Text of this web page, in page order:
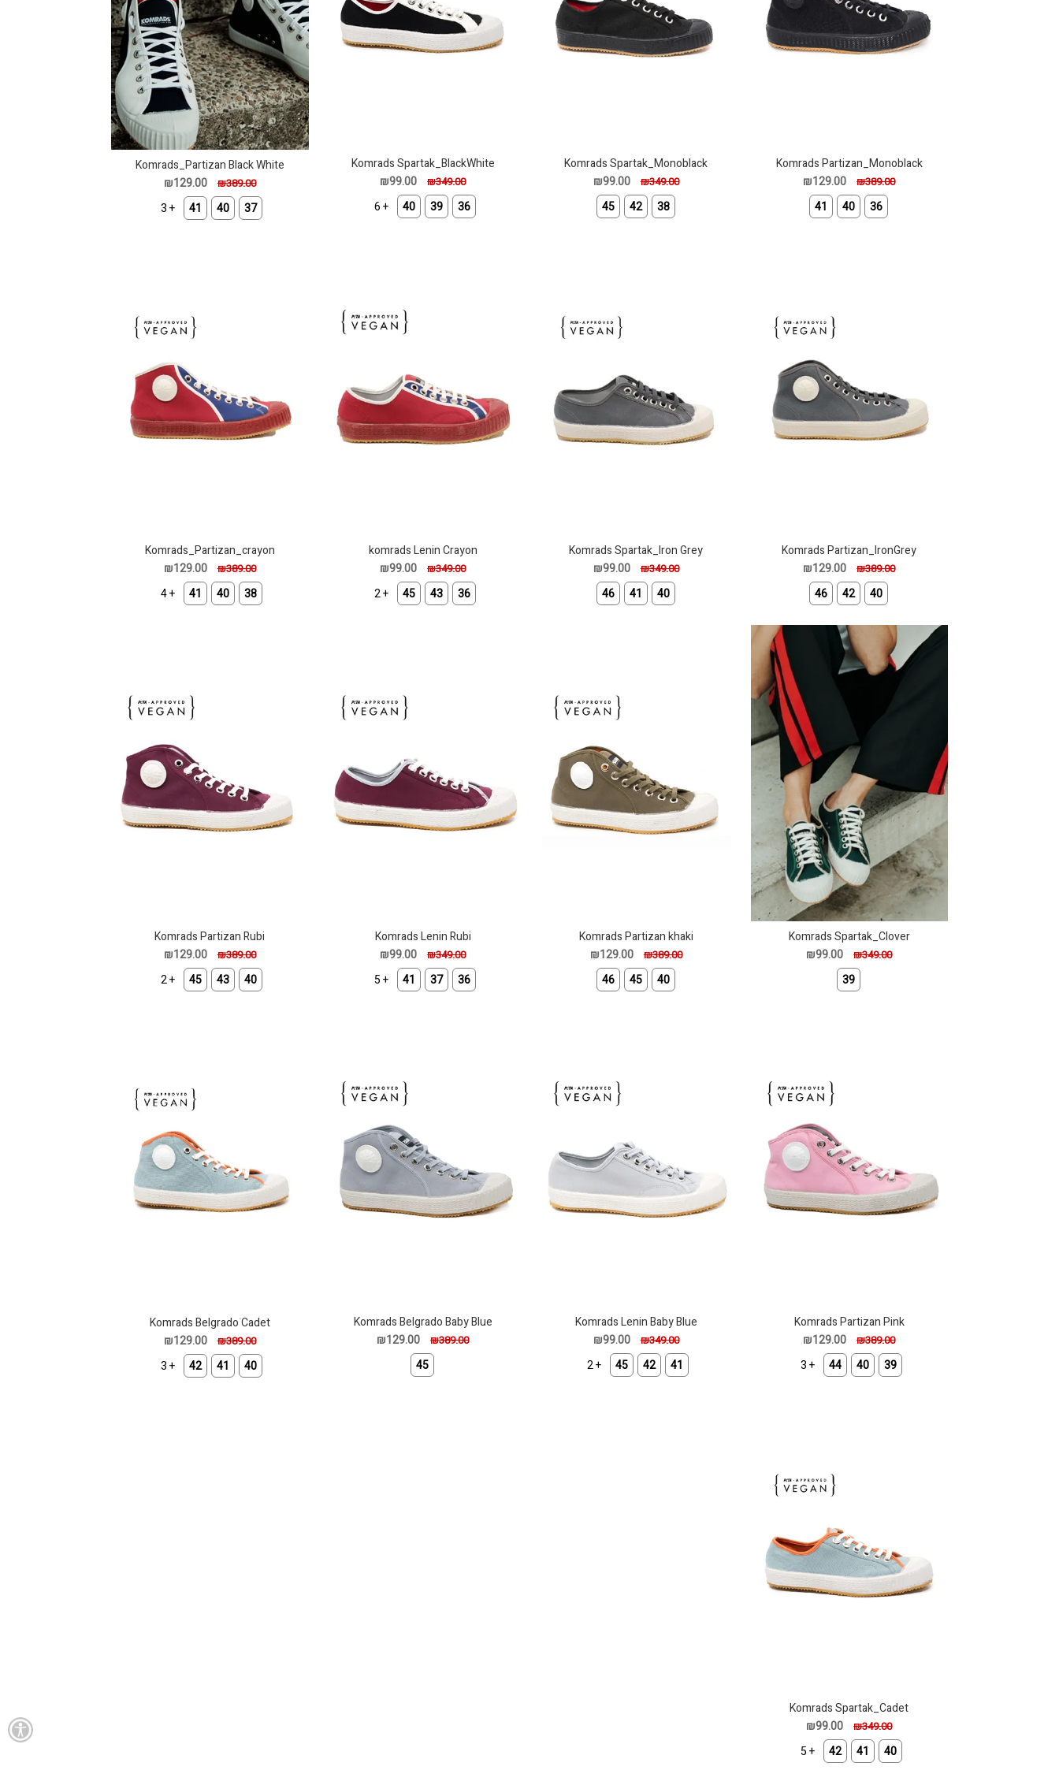
Komrads Partizan_Monoblack
₪389.00
₪129.00
36
40
41
Komrads Spartak_Monoblack
₪349.00
₪99.00
38
42
45
Komrads Spartak_BlackWhite
₪349.00
₪99.00
36
39
40
+ 6
Komrads_Partizan Black White
₪389.00
₪129.00
37
40
41
+ 3
Komrads Partizan_IronGrey
₪389.00
₪129.00
40
42
46
Komrads Spartak_Iron Grey
₪349.00
₪99.00
40
41
46
komrads Lenin Crayon
₪349.00
₪99.00
36
43
45
+ 2
Komrads_Partizan_crayon
₪389.00
₪129.00
38
40
41
+ 4
Komrads Spartak_Clover
₪349.00
₪99.00
39
Komrads Partizan khaki
₪389.00
₪129.00
40
45
46
Komrads Lenin Rubi
₪349.00
₪99.00
36
37
41
+ 5
Komrads Partizan Rubi
₪389.00
₪129.00
40
43
45
+ 2
Komrads Partizan Pink
₪389.00
₪129.00
39
40
44
+ 3
Komrads Lenin Baby Blue
₪349.00
₪99.00
41
42
45
+ 2
Komrads Belgrado Baby Blue
₪389.00
₪129.00
45
Komrads Belgradoֹ Cadet
₪389.00
₪129.00
40
41
42
+ 3
Komrads Spartak_Cadet
₪349.00
₪99.00
40
41
42
+ 5